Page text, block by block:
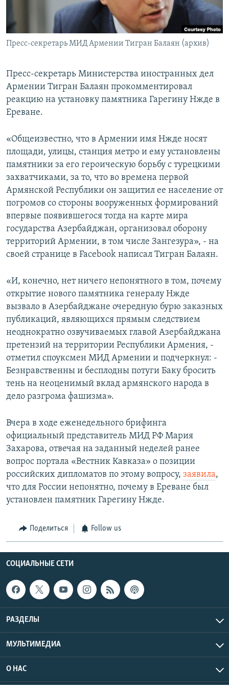
English
Все сайты Радио Азатутюн
Пресс-секретарь МИД Армении Тигран Балаян (архив)
Пресс-секретарь Министерства иностранных дел
Армении Тигран Балаян прокомментировал
реакцию на установку памятника Гарегину Нжде в
Ереване.
«Общеизвестно, что в Армении имя Нжде носят
площади, улицы, станция метро и ему установлены
памятники за его героическую борьбу с турецкими
захватчиками, за то, что во времена первой
Армянской Республики он защитил ее население от
погромов со стороны вооруженных формирований
впервые появившегося тогда на карте мира
государства Азербайджан, организовал оборону
территорий Армении, в том числе Зангезура», - на
своей странице в Facebook написал Тигран Балаян.
«И, конечно, нет ничего непонятного в том, почему
открытие нового памятника генералу Нжде
вызвало в Азербайджане очередную бурю заказных
публикаций, являющихся прямым следствием
неоднократно озвучиваемых главой Азербайджана
претензий на территории Республики Армения, -
отметил споуксмен МИД Армении и подчеркнул: -
Безнравственны и бесплодны потуги Баку бросить
тень на неоценимый вклад армянского народа в
дело разгрома фашизма».
Вчера в ходе еженедельного брифинга
официальный представитель МИД РФ Мария
Захарова, отвечая на заданный неделей ранее
вопрос портала «Вестник Кавказа» о позиции
российских дипломатов по этому вопросу, заявила,
что для России непонятно, почему в Ереване был
установлен памятник Гарегину Нжде.
Поделиться Follow us
СОЦИАЛЬНЫЕ СЕТИ
РАЗДЕЛЫ
МУЛЬТИМЕДИА
О НАС